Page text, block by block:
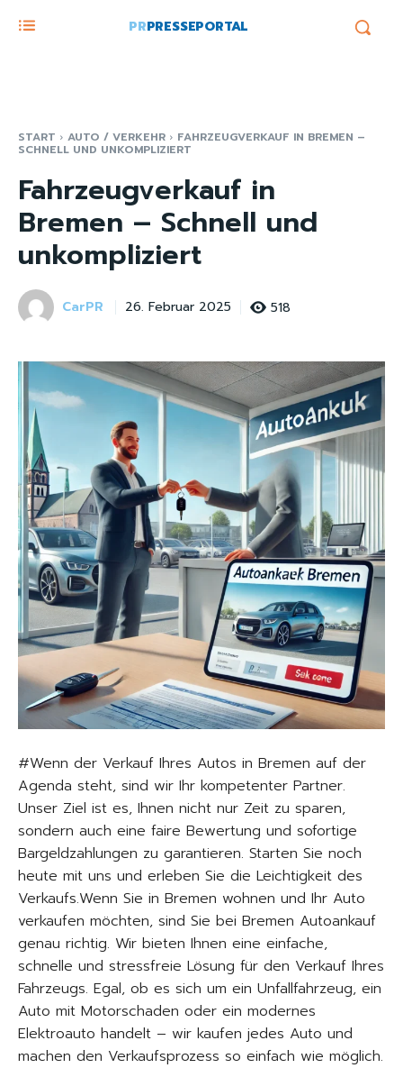
PRPRESSEPORTAL
START AUTO / VERKEHR FAHRZEUGVERKAUF IN BREMEN –
SCHNELL UND UNKOMPLIZIERT
Fahrzeugverkauf in
Bremen – Schnell und
unkompliziert
CarPR 26. Februar 2025 518
#Wenn der Verkauf Ihres Autos in Bremen auf der
Agenda steht, sind wir Ihr kompetenter Partner.
Unser Ziel ist es, Ihnen nicht nur Zeit zu sparen,
sondern auch eine faire Bewertung und sofortige
Bargeldzahlungen zu garantieren. Starten Sie noch
heute mit uns und erleben Sie die Leichtigkeit des
Verkaufs.Wenn Sie in Bremen wohnen und Ihr Auto
verkaufen möchten, sind Sie bei Bremen Autoankauf
genau richtig. Wir bieten Ihnen eine einfache,
schnelle und stressfreie Lösung für den Verkauf Ihres
Fahrzeugs. Egal, ob es sich um ein Unfallfahrzeug, ein
Auto mit Motorschaden oder ein modernes
Elektroauto handelt – wir kaufen jedes Auto und
machen den Verkaufsprozess so einfach wie möglich.